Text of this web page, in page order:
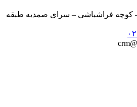
– کوچه فراشباشی – سرای صمدیه طبقه